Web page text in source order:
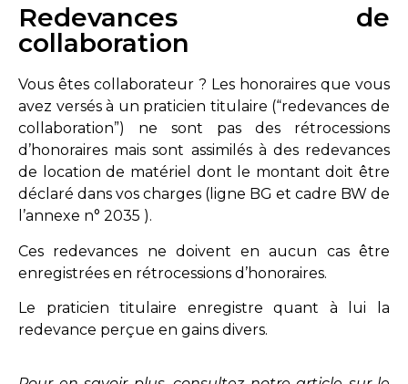
Redevances de
collaboration
Vous êtes collaborateur ? Les honoraires que vous
avez versés à un praticien titulaire (“redevances de
collaboration”) ne sont pas des rétrocessions
d’honoraires mais sont assimilés à des redevances
de location de matériel dont le montant doit être
déclaré dans vos charges (ligne BG et cadre BW de
l’annexe n° 2035 ).
Ces redevances ne doivent en aucun cas être
enregistrées en rétrocessions d’honoraires.
Le praticien titulaire enregistre quant à lui la
redevance perçue en gains divers.